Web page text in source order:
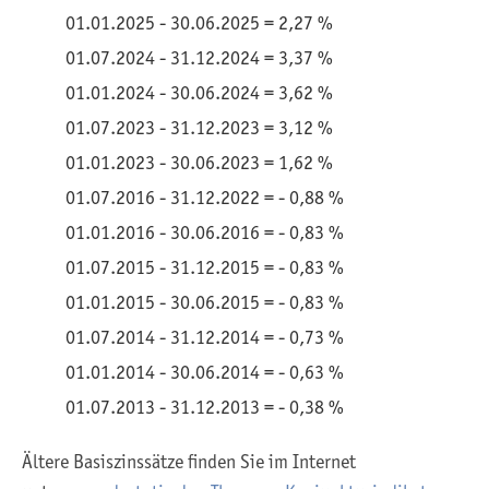
01.01.2025 - 30.06.2025 = 2,27 %
01.07.2024 - 31.12.2024 = 3,37 %
01.01.2024 - 30.06.2024 = 3,62 %
01.07.2023 - 31.12.2023 = 3,12 %
01.01.2023 - 30.06.2023 = 1,62 %
01.07.2016 - 31.12.2022 = - 0,88 %
01.01.2016 - 30.06.2016 = - 0,83 %
01.07.2015 - 31.12.2015 = - 0,83 %
01.01.2015 - 30.06.2015 = - 0,83 %
01.07.2014 - 31.12.2014 = - 0,73 %
01.01.2014 - 30.06.2014 = - 0,63 %
01.07.2013 - 31.12.2013 = - 0,38 %
Ältere Basiszinssätze finden Sie im Internet